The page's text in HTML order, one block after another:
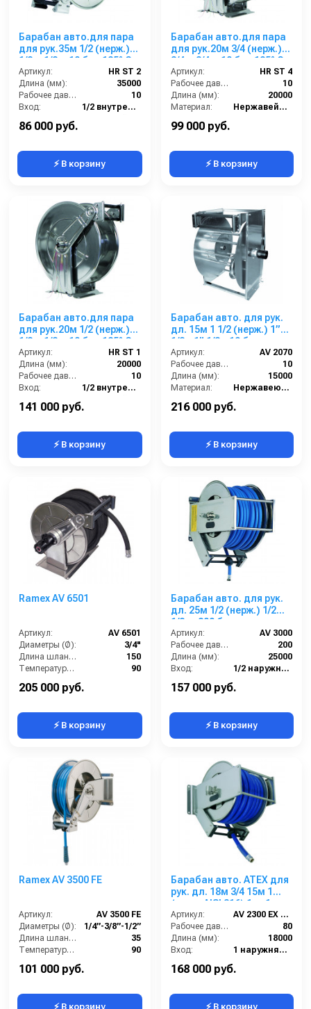
Барабан авто.для пара
для рук.35м 1/2 (нерж.)
1/2 г .1/2 г. 10 бар 185° С
Артикул:
HR ST 2
Длина (мм):
35000
Рабочее давление (бар):
10
Вход:
1/2 внутренняя резьба
86 000 руб.
⚡ В корзину
Барабан авто.для пара
для рук.20м 3/4 (нерж.)
3/4 г. 3/4 г. 10 бар 185° С
Артикул:
HR ST 4
Рабочее давление (бар):
10
Длина (мм):
20000
Материал:
Нержавейка AISI 304
99 000 руб.
⚡ В корзину
Барабан авто.для пара
для рук.20м 1/2 (нерж.)
1/2 г. 1/2 г. 10 бар 185° С
Артикул:
HR ST 1
Длина (мм):
20000
Рабочее давление (бар):
10
Вход:
1/2 внутренняя резьба
141 000 руб.
⚡ В корзину
Барабан авто. для рук.
дл. 15м 1 1/2 (нерж.) 1”
1/2г. 1” 1/2г. 10 бар
Артикул:
AV 2070
Рабочее давление (бар):
10
Длина (мм):
15000
Материал:
Нержавеющая сталь
216 000 руб.
⚡ В корзину
Ramex AV 6501
Артикул:
AV 6501
Диаметры (Ø):
3/4"
Длина шланга ВД (м):
150
Температура (°C):
90
205 000 руб.
⚡ В корзину
Барабан авто. для рук.
дл. 25м 1/2 (нерж.) 1/2ш.
1/2ш. 200 бар
Артикул:
AV 3000
Рабочее давление (бар):
200
Длина (мм):
25000
Вход:
1/2 наружняя резьба
157 000 руб.
⚡ В корзину
Ramex AV 3500 FE
Артикул:
AV 3500 FE
Диаметры (Ø):
1/4”-3/8”-1/2”
Длина шланга ВД (м):
35
Температура (°C):
90
101 000 руб.
⚡ В корзину
Барабан авто. ATEX для
рук. дл. 18м 3/4 15м 1
(нерж. AISI 316) 1ш. 1ш.
80 бар
Артикул:
AV 2300 EX 316
Рабочее давление (бар):
80
Длина (мм):
18000
Вход:
1 наружняя резьба
168 000 руб.
⚡ В корзину